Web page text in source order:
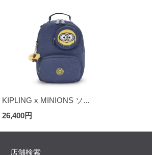
KIPLING x MINIONS ソ...
26,400円
店舗検索